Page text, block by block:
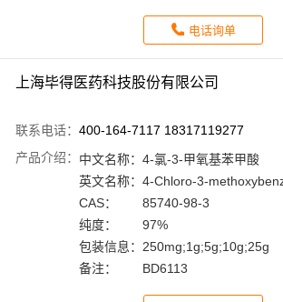
电话询单
上海毕得医药科技股份有限公司
联系电话： 400-164-7117 18317119277
产品介绍： 中文名称： 4-氯-3-甲氧基苯甲酸
英文名称： 4-Chloro-3-
CAS：
85740-98-3
纯度：
97%
包装信息： 250mg;1g;5g;10g;25g
备注：
BD6113